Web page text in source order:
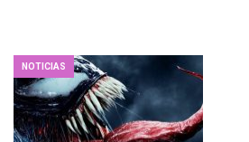
NOTICIAS